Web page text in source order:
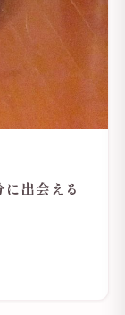
出会える